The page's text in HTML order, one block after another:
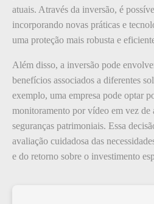
atuais. Através da inversão, é
incorporando novas práticas e
uma proteção mais robusta e
Além disso, a inversão pode
benefícios associados a diferentes
exemplo, uma empresa pode optar
monitoramento por vídeo em vez de
seguranças patrimoniais. Essa
avaliação cuidadosa das
e do retorno sobre o investimento